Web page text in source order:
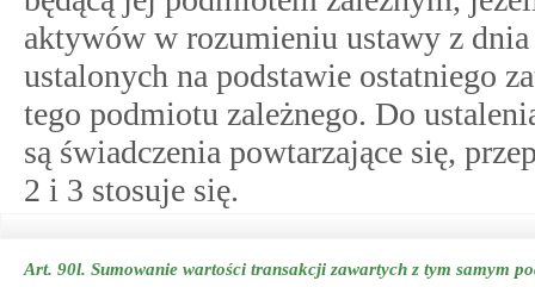
aktywów w rozumieniu ustawy z
ustalonych na podstawie ostatniego
tego podmiotu zależnego. Do
są świadczenia powtarzające się,
2 i 3 stosuje się.
Art. 90l. Sumowanie wartości transakcji zawartych z tym samym